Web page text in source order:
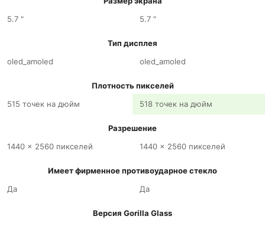
5.7 "
5.7 "
Тип дисплея
oled_amoled
oled_amoled
Плотность пикселей
515 точек на дюйм
518 точек на дюйм
Разрешение
1440 x 2560 пикселей
1440 x 2560 пикселей
Имеет фирменное противоударное стекло
Да
Да
Версия Gorilla Glass